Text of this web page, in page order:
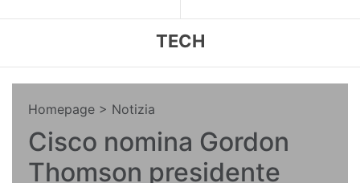
TECH
Homepage > Notizia
Cisco nomina Gordon
Thomson presidente